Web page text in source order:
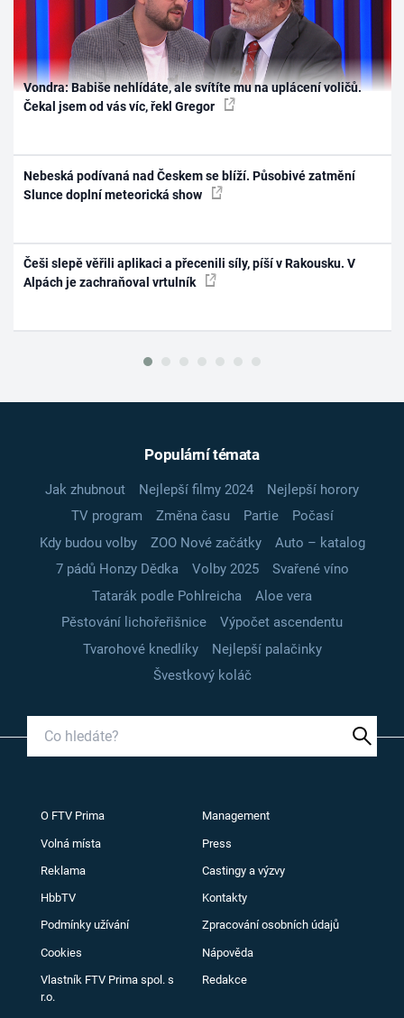
Vondra: Babiše nehlídáte, ale svítíte mu na uplácení voličů.
Čekal jsem od vás víc, řekl Gregor
Nebeská podívaná nad Českem se blíží. Působivé zatmění
Slunce doplní meteorická show
Češi slepě věřili aplikaci a přecenili síly, píší v Rakousku. V
Alpách je zachraňoval vrtulník
Populární témata
Jak zhubnout Nejlepší filmy 2024
Nejlepší horory
TV program
Změna času Partie
Počasí
Kdy budou volby
ZOO Nové začátky
Auto – katalog
7 pádů Honzy Dědka
Volby 2025
Svařené víno
Tatarák podle Pohlreicha
Aloe vera
Pěstování lichořeřišnice
Výpočet ascendentu
Tvarohové knedlíky
Nejlepší palačinky
Švestkový koláč
O FTV Prima Management
Volná místa Press
Reklama Castingy a výzvy
HbbTV Kontakty
Podmínky užívání Zpracování osobních údajů
Cookies Nápověda
Vlastník FTV Prima spol. s
r.o.
Redakce